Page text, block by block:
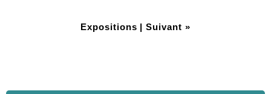
Expositions | Suivant »